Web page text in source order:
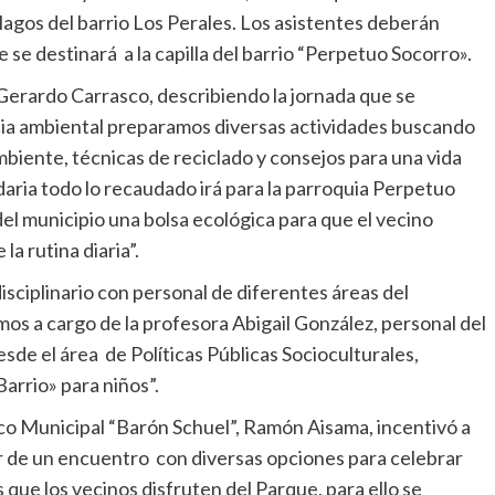
del barrio Los Perales. Los asistentes deberán
destinará a la capilla del barrio “Perpetuo Socorro».
Carrasco, describiendo la jornada que se
ambiental preparamos diversas actividades buscando
técnicas de reciclado y consejos para una vida
todo lo recaudado irá para la parroquia Perpetuo
municipio una bolsa ecológica para que el vecino
rutina diaria”.
con personal de diferentes áreas del
a cargo de la profesora Abigail González, personal del
el área de Políticas Públicas Socioculturales,
para niños”.
“Barón Schuel”, Ramón Aisama, incentivó a
un encuentro con diversas opciones para celebrar
los vecinos disfruten del Parque, para ello se